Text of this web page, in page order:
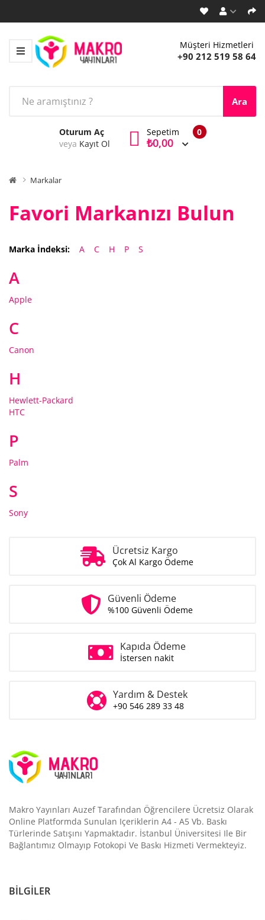
Müşteri Hizmetleri
+90 212 519 58 64
Ara
Oturum Aç
veya Kayıt Ol
0
Sepetim
₺0,00
Markalar
Favori Markanızı Bulun
Marka İndeksi: A C H P S
A
Apple
C
Canon
H
Hewlett-Packard
HTC
P
Palm
S
Sony
Ücretsiz Kargo
Çok Al Kargo Ödeme
Güvenli Ödeme
%100 Güvenli Ödeme
Kapıda Ödeme
İstersen nakit
Yardım & Destek
+90 546 289 33 48
Makro Yayınları Auzef Tarafından Öğrencilere Ücretsiz Olarak
Online Platformda Sunulan Içeriklerin A4 - A5 Vb. Baskı
Türlerinde Satışını Yapmaktadır. İstanbul Üniversitesi Ile Bir
Bağlantımız Olmayıp Fotokopi Ve Baskı Hizmeti Vermekteyiz.
BILGILER